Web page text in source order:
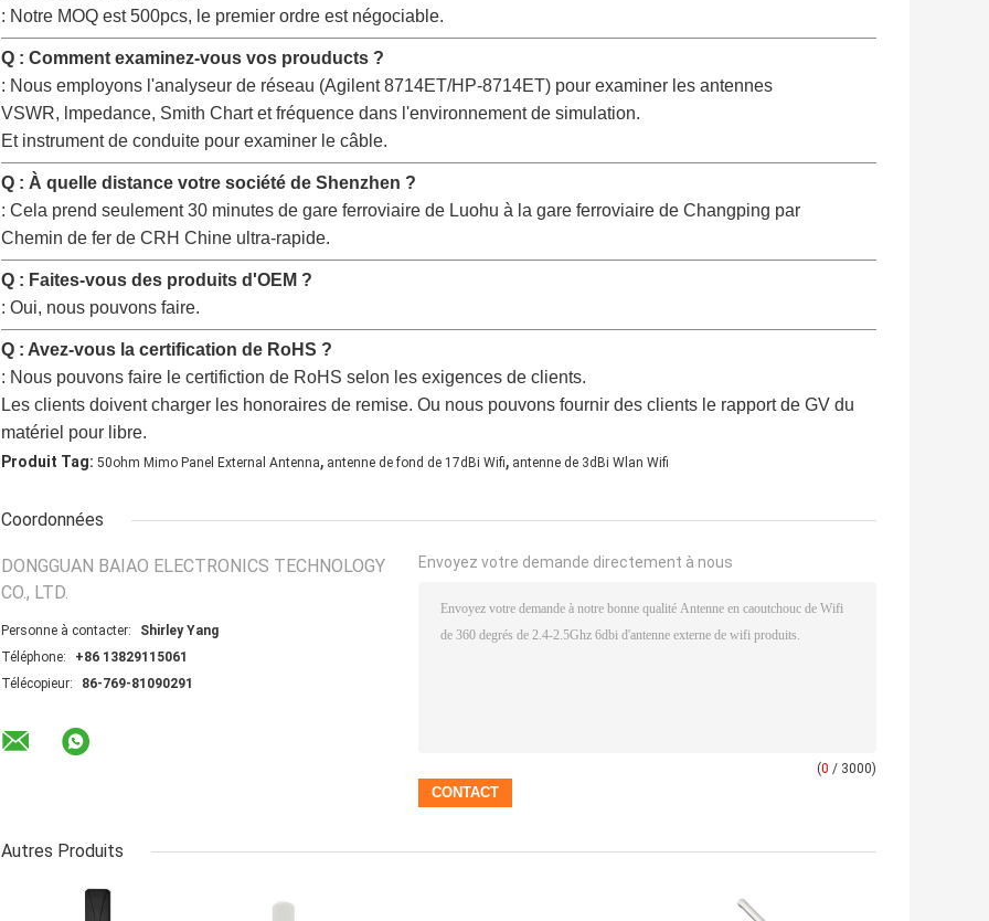
: Notre MOQ est 500pcs, le premier ordre est négociable.
Q : Comment examinez-vous vos prouducts ?
: Nous employons l'analyseur de réseau (Agilent 8714ET/HP-8714ET) pour examiner les antennes
VSWR, lmpedance, Smith Chart et fréquence dans l'environnement de simulation.
Et instrument de conduite pour examiner le câble.
Q : À quelle distance votre société de Shenzhen ?
: Cela prend seulement 30 minutes de gare ferroviaire de Luohu à la gare ferroviaire de Changping par
Chemin de fer de CRH Chine ultra-rapide.
Q : Faites-vous des produits d'OEM ?
: Oui, nous pouvons faire.
Q : Avez-vous la certification de RoHS ?
: Nous pouvons faire le certifiction de RoHS selon les exigences de clients.
Les clients doivent charger les honoraires de remise. Ou nous pouvons fournir des clients le rapport de GV du
matériel pour libre.
Produit Tag: 50ohm Mimo Panel External Antenna, antenne de fond de 17dBi Wifi, antenne de 3dBi Wlan Wifi
Coordonnées
DONGGUAN BAIAO ELECTRONICS TECHNOLOGY
CO., LTD.
Personne à contacter:
Shirley Yang
Téléphone:
+86 13829115061
Télécopieur:
86-769-81090291
Envoyez votre demande directement à nous
(0 / 3000)
Autres Produits